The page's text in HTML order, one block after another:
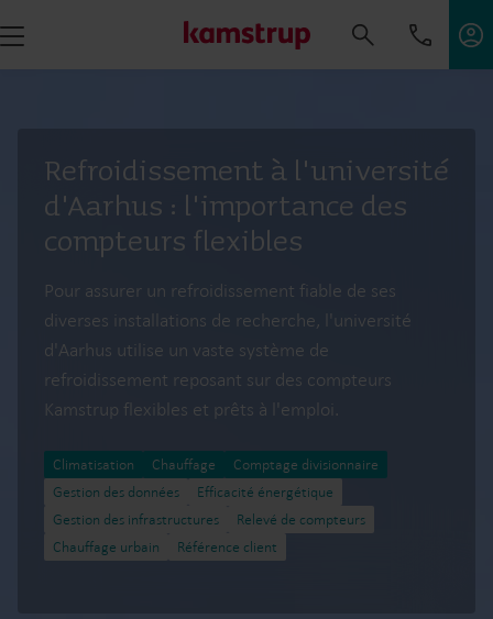
Refroidissement à l'université
d'Aarhus : l'importance des
compteurs flexibles
Pour assurer un refroidissement fiable de ses
diverses installations de recherche, l'université
d'Aarhus utilise un vaste système de
refroidissement reposant sur des compteurs
Kamstrup flexibles et prêts à l'emploi.
Climatisation Chauffage
Comptage divisionnaire
Gestion des données
Efficacité énergétique
Gestion des infrastructures
Relevé de compteurs
Chauffage urbain
Référence client